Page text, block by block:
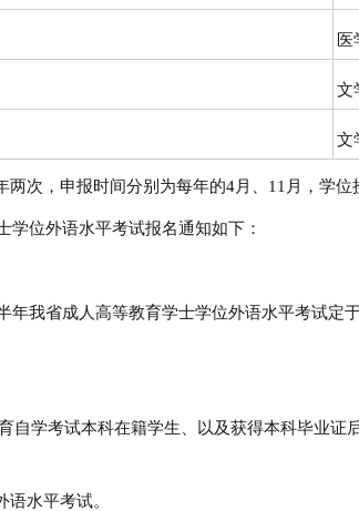
医
文
文
次，申报时间分别为每年的4月、11月，学位
位外语水平考试报名通知如下：
我省成人高等教育学士学位外语水平考试定
自学考试本科在籍学生、以及获得本科毕业
水平考试。